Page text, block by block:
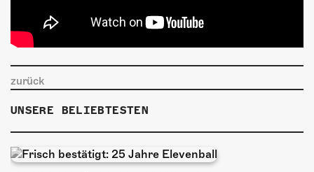
zurück
UNSERE BELIEBTESTEN